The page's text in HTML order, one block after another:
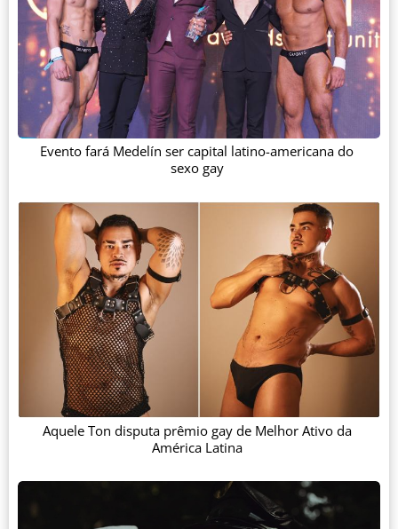
Evento fará Medelín ser capital latino-americana do
sexo gay
Aquele Ton disputa prêmio gay de Melhor Ativo da
América Latina